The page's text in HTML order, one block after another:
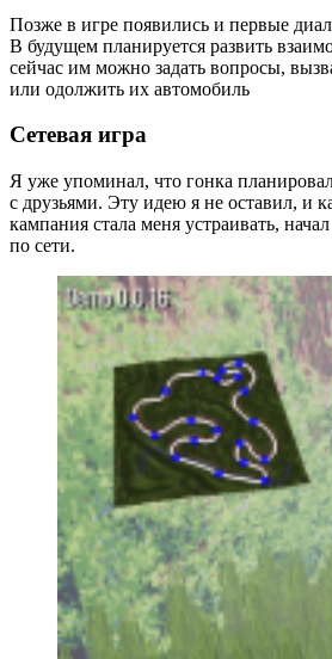
Позже в игре появились и первые
В будущем планируется развить
сейчас им можно задать вопросы,
или одолжить их автомобиль
Сетевая игра
Я уже упоминал, что гонка
с друзьями. Эту идею я не оставил, и
кампания стала меня устраивать,
по сети.